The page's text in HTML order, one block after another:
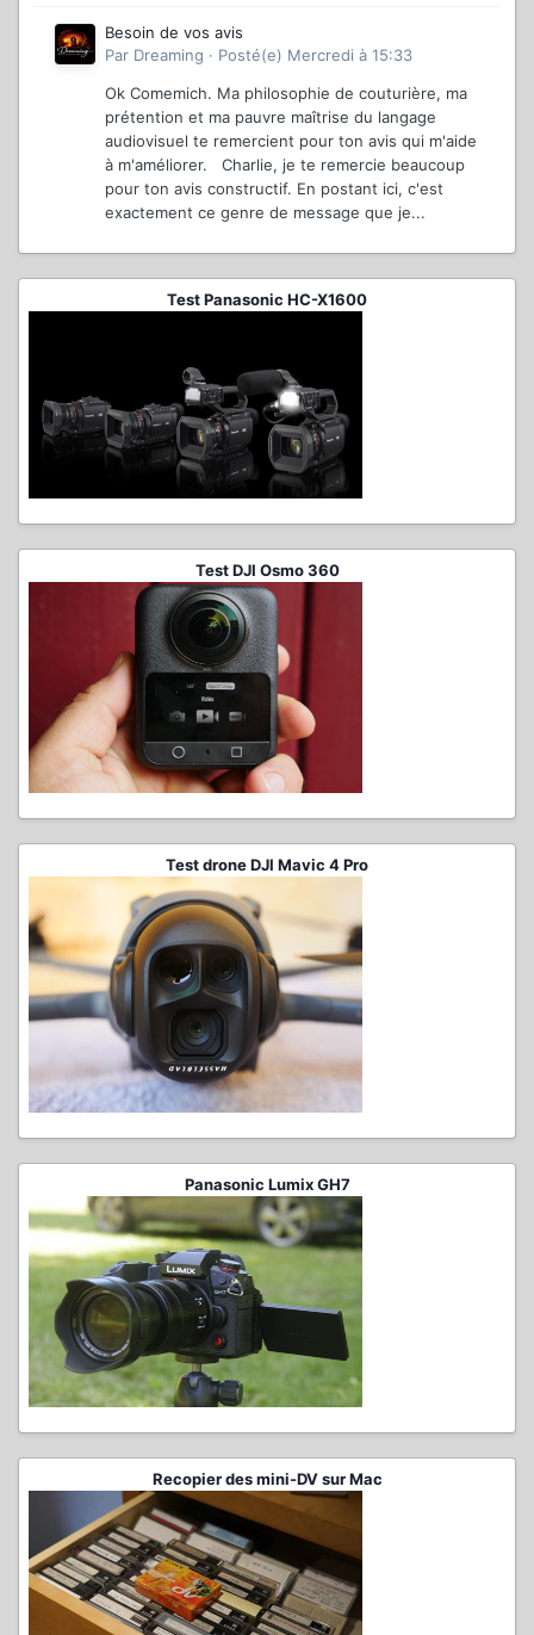
Besoin de vos avis
Par Dreaming · Posté(e) Mercredi à 15:33
Ok Comemich. Ma philosophie de couturière, ma
prétention et ma pauvre maîtrise du langage
audiovisuel te remercient pour ton avis qui m'aide
à m'améliorer. Charlie, je te remercie beaucoup
pour ton avis constructif. En postant ici, c'est
exactement ce genre de message que je...
Test Panasonic HC-X1600
Test DJI Osmo 360
Test drone DJI Mavic 4 Pro
Panasonic Lumix GH7
Recopier des mini-DV sur Mac